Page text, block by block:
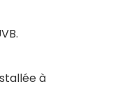
à